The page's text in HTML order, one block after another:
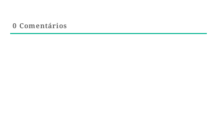
0 Comentários